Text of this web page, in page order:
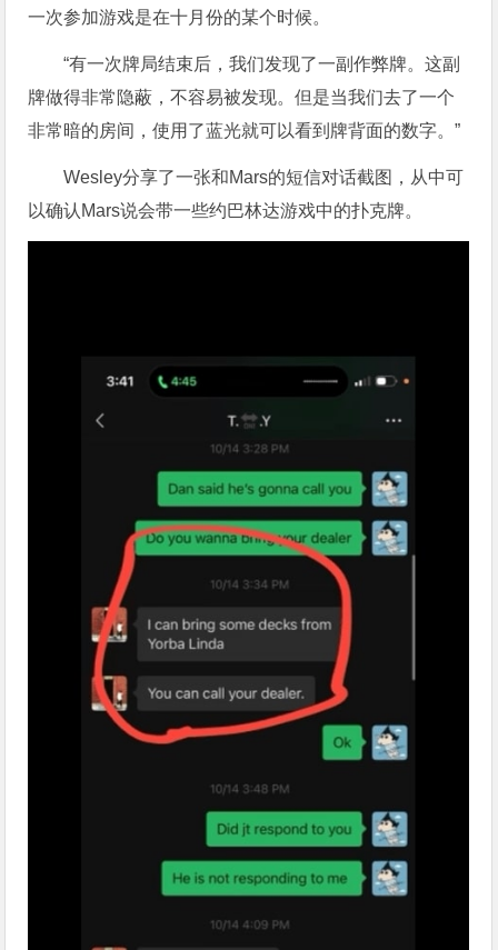
一次参加游戏是在十月份的某个时候。
“有一次牌局结束后，我们发现了一副作弊牌。这副
牌做得非常隐蔽，不容易被发现。但是当我们去了一个
非常暗的房间，使用了蓝光就可以看到牌背面的数字。”
Wesley分享了一张和Mars的短信对话截图，从中可
以确认Mars说会带一些约巴林达游戏中的扑克牌。